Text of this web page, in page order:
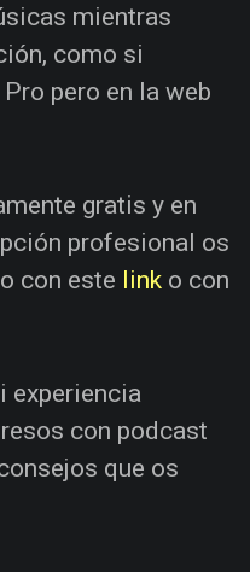
mientras
como si
pero en la web
gratis y en
profesional os
con este link o con
experiencia
con podcast
que os